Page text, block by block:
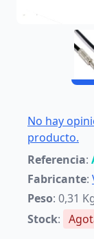
No hay
producto.
Referencia:
Fabricante:
Peso: 0,31
Stock: